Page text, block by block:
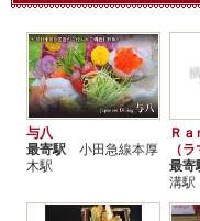
与八
最寄駅 小田急線本厚
木駅
Ｒ
（
最寄
溝駅